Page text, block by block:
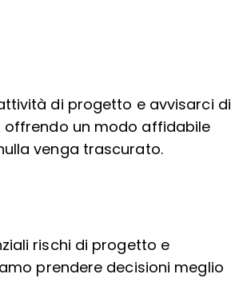
di progetto e avvisarci di
offrendo un modo affidabile
venga trascurato.
rischi di progetto e
prendere decisioni meglio